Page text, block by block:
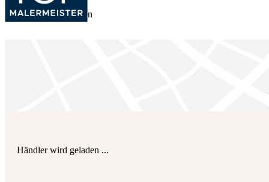
Fachbetrieb suchen
Händler wird geladen ...